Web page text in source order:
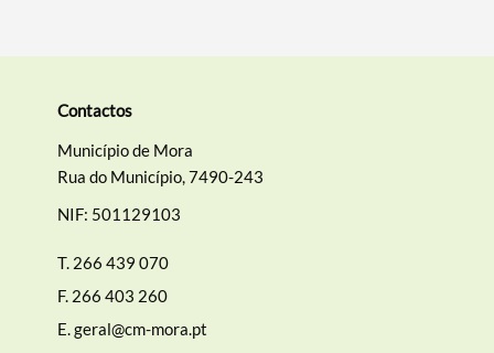
Contactos
Município de Mora
Rua do Município, 7490-243
NIF: 501129103
T. 266 439 070
F. 266 403 260
E.geral@cm-mora.pt